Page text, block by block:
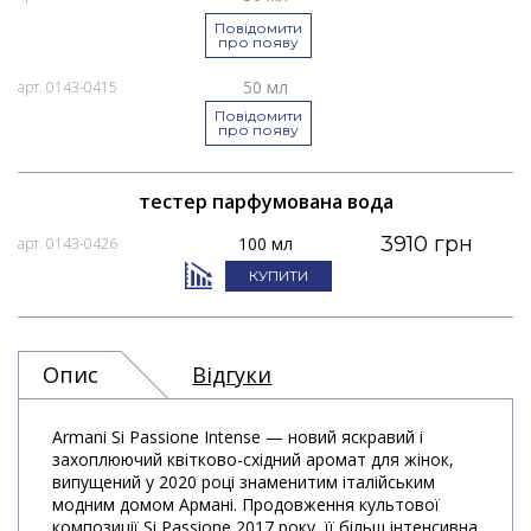
Повідомити
про появу
арт. 0143-0415 50 мл
Повідомити
про появу
тестер парфумована вода
арт. 0143-0426 100 мл 3910 грн
КУПИТИ
Опис Відгуки
Armani Si Passione Intense — новий яскравий і
захоплюючий квітково-східний аромат для жінок,
випущений у 2020 році знаменитим італійським
модним домом Армані. Продовження культової